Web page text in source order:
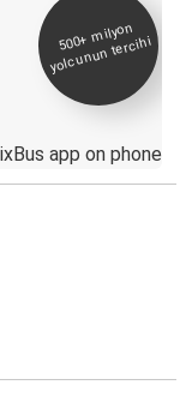
500+
milyon
yolcunun tercihi